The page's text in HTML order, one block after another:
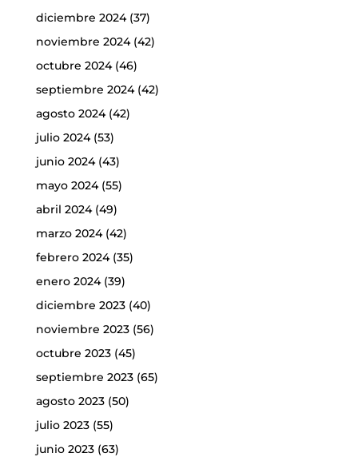
diciembre 2024(37)
noviembre 2024(42)
octubre 2024(46)
septiembre 2024(42)
agosto 2024(42)
julio 2024(53)
junio 2024(43)
mayo 2024(55)
abril 2024(49)
marzo 2024(42)
febrero 2024(35)
enero 2024(39)
diciembre 2023(40)
noviembre 2023(56)
octubre 2023(45)
septiembre 2023(65)
agosto 2023(50)
julio 2023(55)
junio 2023(63)